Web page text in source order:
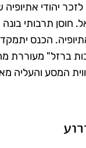
יהודי
חוסן תרבותי בונה
הכנס
ברזל" מעוררת
המסע והעליה